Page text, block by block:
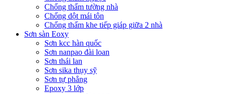
Chống thấm tường nhà
Chống dột mái tôn
Chống thấm khe tiếp giáp giữa 2 nhà
Sơn sàn Eoxy
Sơn kcc hàn quốc
Sơn nanpao đài loan
Sơn thái lan
Sơn sika thụy sỹ
Sơn tự phẳng
Epoxy 3 lớp